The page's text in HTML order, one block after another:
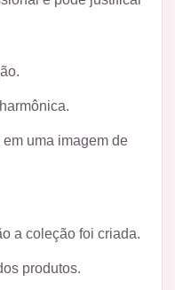
uma imagem de
a coleção foi criada.
produtos.